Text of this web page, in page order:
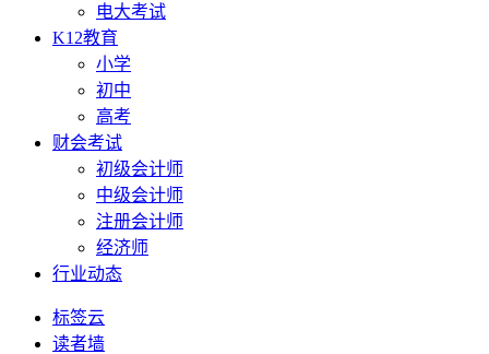
电大考试
K12教育
小学
初中
高考
财会考试
初级会计师
中级会计师
注册会计师
经济师
行业动态
标签云
读者墙